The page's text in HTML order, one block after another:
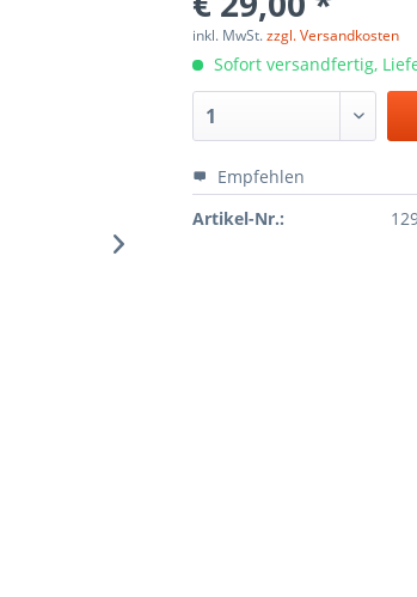
inkl. MwSt.zzgl. Versandkosten
Sofort versandfertig,
Empfehlen
Artikel-Nr.: